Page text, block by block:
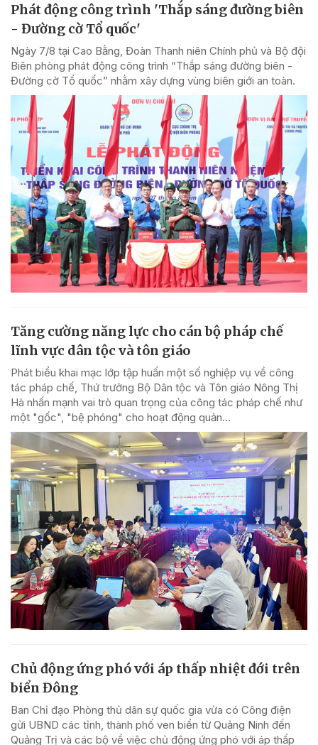
Phát động công trình 'Thắp sáng đường biên
- Đường cờ Tổ quốc'
Ngày 7/8 tại Cao Bằng, Đoàn Thanh niên Chính phủ và Bộ đội
Biên phòng phát động công trình “Thắp sáng đường biên -
Đường cờ Tổ quốc” nhằm xây dựng vùng biên giới an toàn.
Tăng cường năng lực cho cán bộ pháp chế
lĩnh vực dân tộc và tôn giáo
Phát biểu khai mạc lớp tập huấn một số nghiệp vụ về công
tác pháp chế, Thứ trưởng Bộ Dân tộc và Tôn giáo Nông Thị
Hà nhấn mạnh vai trò quan trọng của công tác pháp chế như
một "gốc", "bệ phóng" cho hoạt động quản...
Chủ động ứng phó với áp thấp nhiệt đới trên
biển Đông
Ban Chỉ đạo Phòng thủ dân sự quốc gia vừa có Công điện
gửi UBND các tỉnh, thành phố ven biển từ Quảng Ninh đến
Quảng Trị và các bộ về việc chủ động ứng phó với áp thấp